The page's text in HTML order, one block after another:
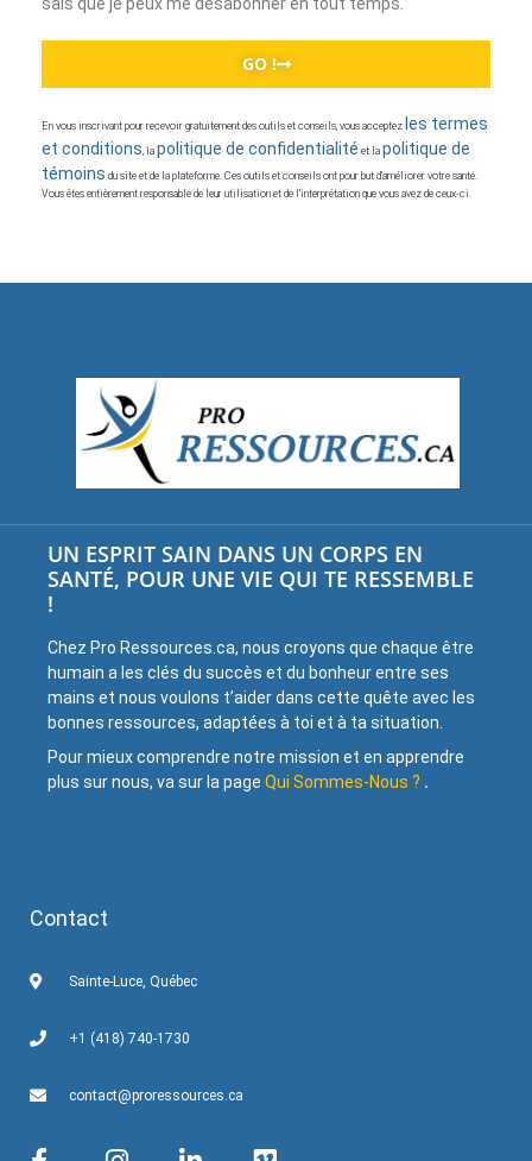
sais que je peux me désabonner en tout temps.
GO !
En vous inscrivant pour recevoir gratuitement des outils et conseils, vous acceptez les termes
et conditions, la politique de confidentialité et la politique de
témoins du site et de la plateforme. Ces outils et conseils ont pour but d’améliorer votre santé.
Vous êtes entièrement responsable de leur utilisation et de l’interprétation que vous avez de ceux-ci.
UN ESPRIT SAIN DANS UN CORPS EN
SANTÉ, POUR UNE VIE QUI TE RESSEMBLE
!
Chez Pro Ressources.ca, nous croyons que chaque être
humain a les clés du succès et du bonheur entre ses
mains et nous voulons t’aider dans cette quête avec les
bonnes ressources, adaptées à toi et à ta situation.
Pour mieux comprendre notre mission et en apprendre
plus sur nous, va sur la page Qui Sommes-Nous ? .
Contact
Sainte-Luce, Québec
+1 (418) 740-1730
contact@proressources.ca